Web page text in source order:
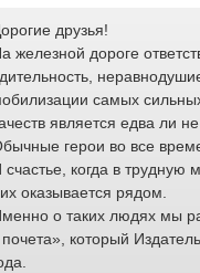
друзья!
железной дороге
самых
является едва ли
герои во все
счастье, когда в трудную
оказывается рядом.
о таких людях мы
который